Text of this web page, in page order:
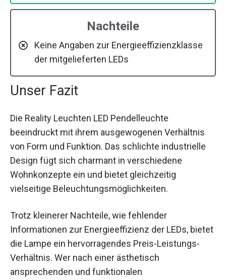
Nachteile
Keine Angaben zur Energieeffizienzklasse
der mitgelieferten LEDs
Unser Fazit
Die Reality Leuchten LED Pendelleuchte
beeindruckt mit ihrem ausgewogenen Verhältnis
von Form und Funktion. Das schlichte industrielle
Design fügt sich charmant in verschiedene
Wohnkonzepte ein und bietet gleichzeitig
vielseitige Beleuchtungsmöglichkeiten.
Trotz kleinerer Nachteile, wie fehlender
Informationen zur Energieeffizienz der LEDs, bietet
die Lampe ein hervorragendes Preis-Leistungs-
Verhältnis. Wer nach einer ästhetisch
ansprechenden und funktionalen